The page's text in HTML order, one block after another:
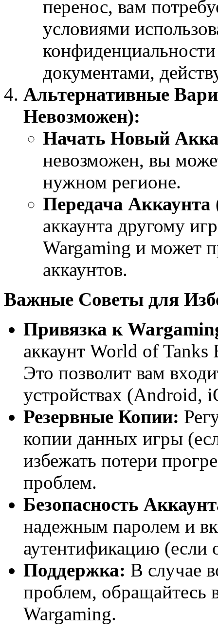
перенос, вам
условиями
документами,
Альтернативные
Невозможен):
Начать Новый
невозможен, вы
нужном регионе.
Передача
аккаунта другому
Wargaming и может
аккаунтов.
Важные Советы для
Привязка к
аккаунт World of
Это позволит вам
устройствах (Android,
Резервные Копии:
копии данных игры
избежать потери
проблем.
Безопасность
надежным паролем и
аутентификацию (если
Поддержка: В случае
проблем, обращайтесь
Wargaming.